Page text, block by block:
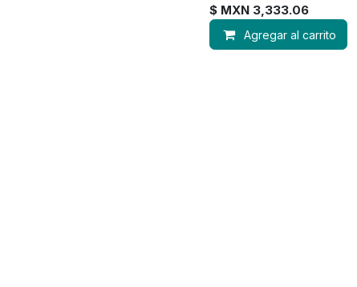
$ MXN 3,333.06
Agregar al carrito